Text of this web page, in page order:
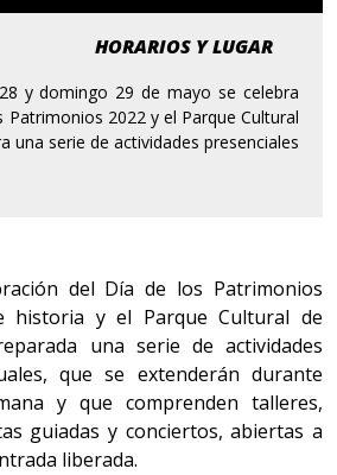
HORARIOS Y LUGAR
y domingo 29 de mayo se celebra
Patrimonios 2022 y el Parque Cultural
una serie de actividades presenciales
del Día de los Patrimonios
historia y el Parque Cultural de
una serie de actividades
que se extenderán durante
y que comprenden talleres,
guiadas y conciertos, abiertas a
liberada.